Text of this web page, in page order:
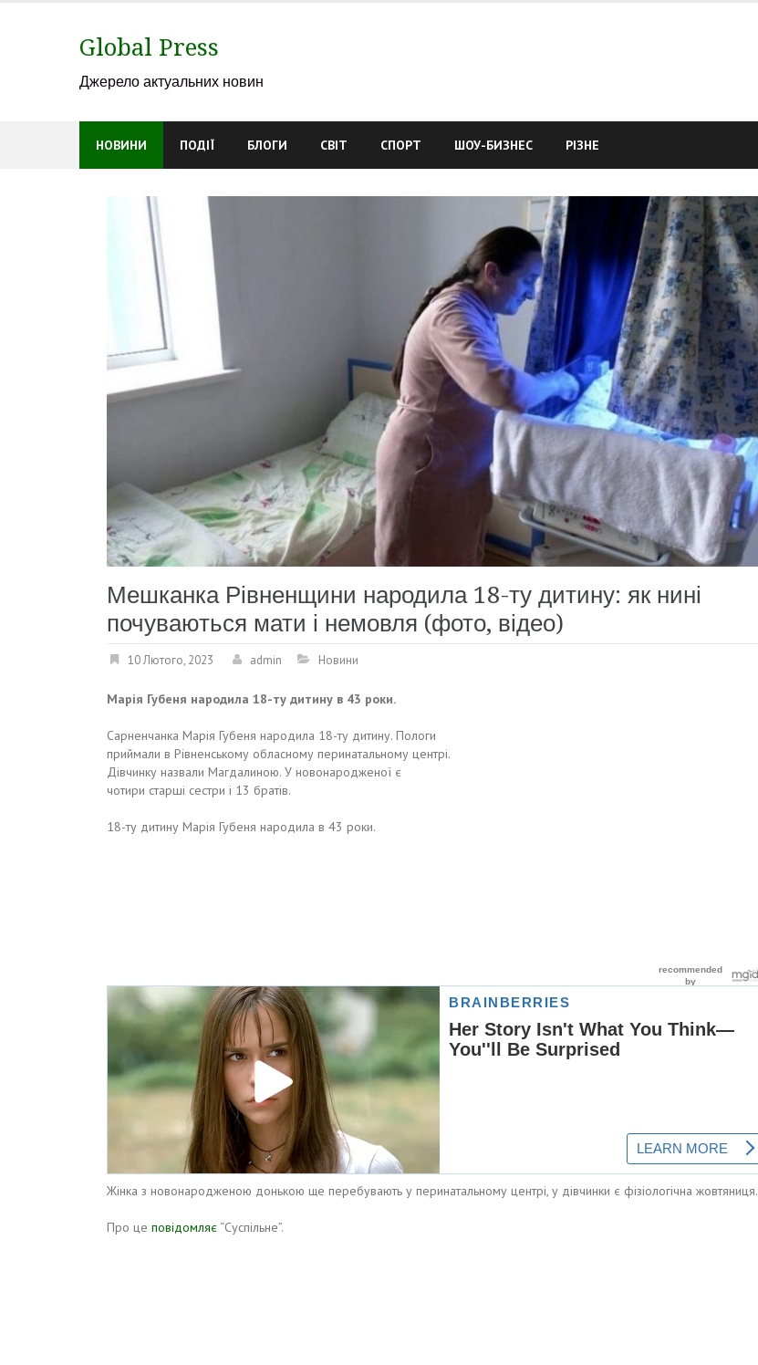
Global Press
Джерело актуальних новин
НОВИНИ ПОДІЇ БЛОГИ СВІТ СПОРТ ШОУ-БИЗНЕС РІЗНЕ
Мешканка Рівненщини народила 18-ту дитину: як нині
почуваються мати і немовля (фото, відео)
10 Лютого, 2023 admin Новини
Марія Губеня народила 18-ту дитину в 43 роки.
Сарненчанка Марія Губеня народила 18-ту дитину. Пологи
приймали в Рівненському обласному перинатальному центрі.
Дівчинку назвали Магдалиною. У новонародженої є
чотири старші сестри і 13 братів.
18-ту дитину Марія Губеня народила в 43 роки.
Жінка з новонародженою донькою ще перебувають у перинатальному центрі, у дівчинки є фізіологічна жовтяниця.
Про це повідомляє “Суспільне”.